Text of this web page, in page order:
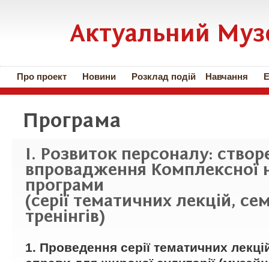
Актуальний
Про проект Новини Розклад подій Навчання
Програма
І. Розвиток персоналу:
впровадження Комплексної
програми
(серії тематичних лекцій,
тренінгів)
1. Проведення серії тематичних